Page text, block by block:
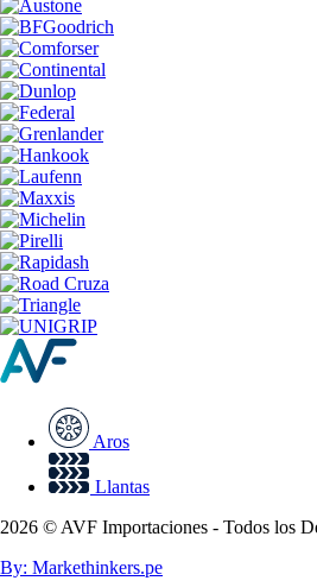
Aros
Llantas
2026 © AVF Importaciones - Todos los
By: Markethinkers.pe